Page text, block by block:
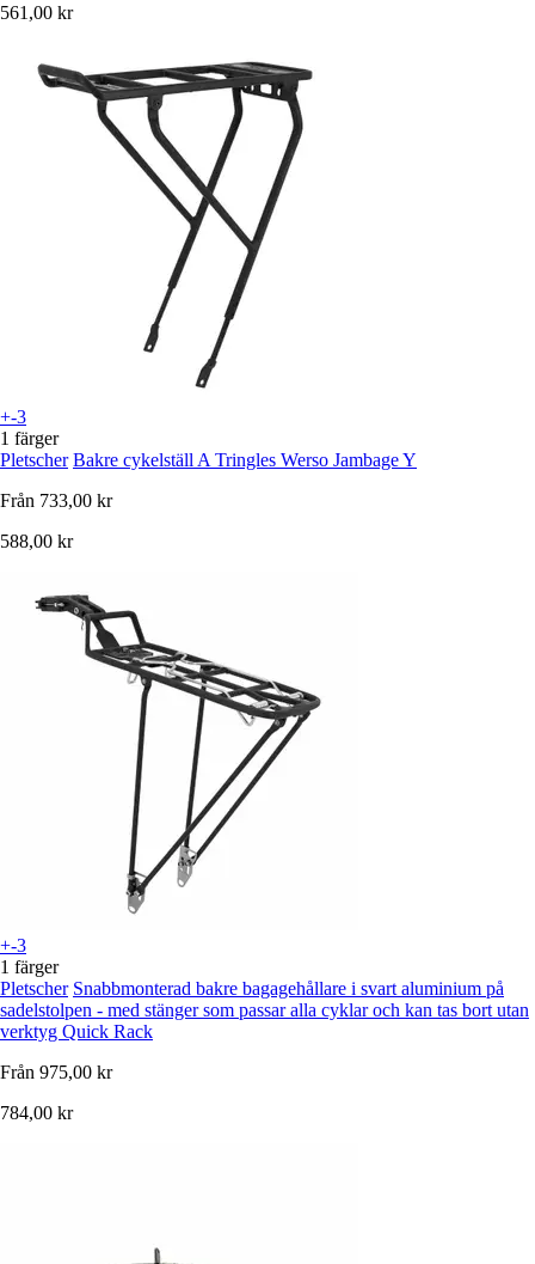
561,00 kr
+-3
1 färger
Pletscher Bakre cykelställ A Tringles Werso Jambage Y
Från 733,00 kr
588,00 kr
+-3
1 färger
Pletscher Snabbmonterad bakre bagagehållare i svart aluminium på
sadelstolpen - med stänger som passar alla cyklar och kan tas bort utan
verktyg Quick Rack
Från 975,00 kr
784,00 kr